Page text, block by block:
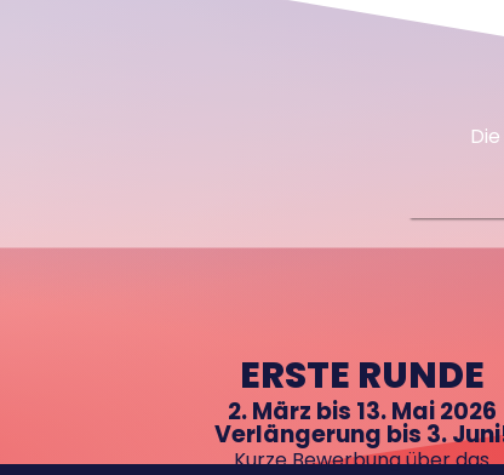
ERSTE RUNDE
2. März bis 13. Mai 2026
Verlängerung bis 3.
Kurze Bewerbung über das